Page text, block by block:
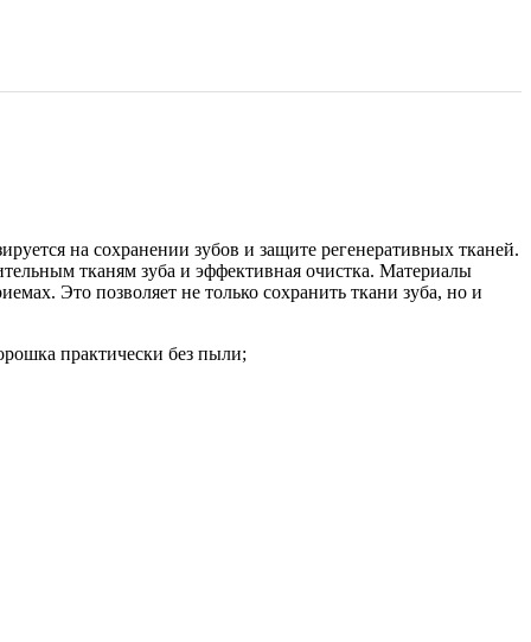
на сохранении зубов и защите регенеративных тканей.
тканям зуба и эффективная очистка. Материалы
Это позволяет не только сохранить ткани зуба, но и
практически без пыли;